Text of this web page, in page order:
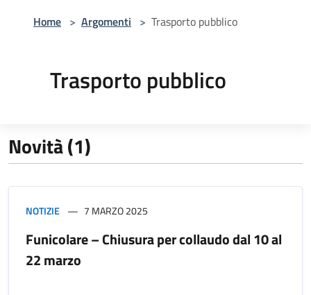
Home > Argomenti > Trasporto pubblico
Trasporto pubblico
Novità (1)
NOTIZIE 7 MARZO 2025
Funicolare – Chiusura per collaudo dal 10 al
22 marzo